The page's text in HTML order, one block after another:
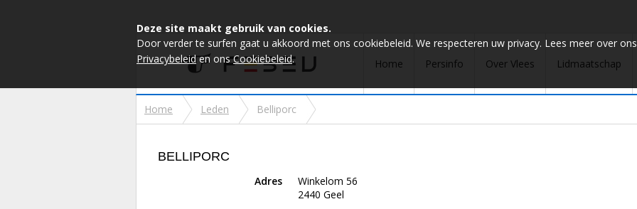
Home Persinfo Over Vlees Lidmaatschap
Home Leden Belliporc
BELLIPORC
Adres
Winkelom 56
2440 Geel
Deze site maakt gebruik van cookies.
Door verder te surfen gaat u akkoord met ons cookiebeleid. We respecteren uw privacy. Lees meer over ons
Privacybeleiden onsCookiebeleid.